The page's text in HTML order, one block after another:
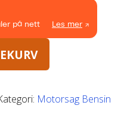
Motorsag Bensin